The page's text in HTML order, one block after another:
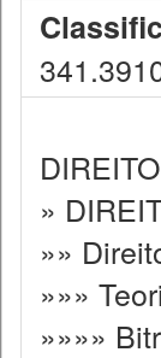
»
»»
»»»
»»»»